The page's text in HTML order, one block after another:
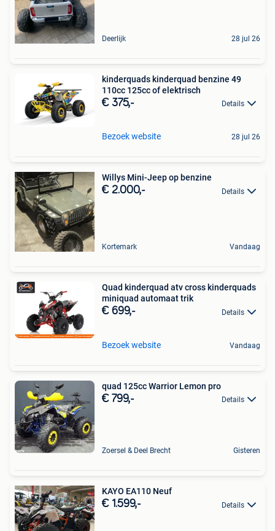
Deerlijk 28 jul 26
kinderquads kinderquad benzine 49
110cc 125cc of elektrisch
€ 375,- Details
Bezoek website 28 jul 26
Willys Mini-Jeep op benzine
€ 2.000,- Details
Kortemark Vandaag
Quad kinderquad atv cross kinderquads
miniquad automaat trik
€ 699,- Details
Bezoek website Vandaag
quad 125cc Warrior Lemon pro
€ 799,- Details
Zoersel & Deel Brecht Gisteren
KAYO EA110 Neuf
€ 1.599,- Details